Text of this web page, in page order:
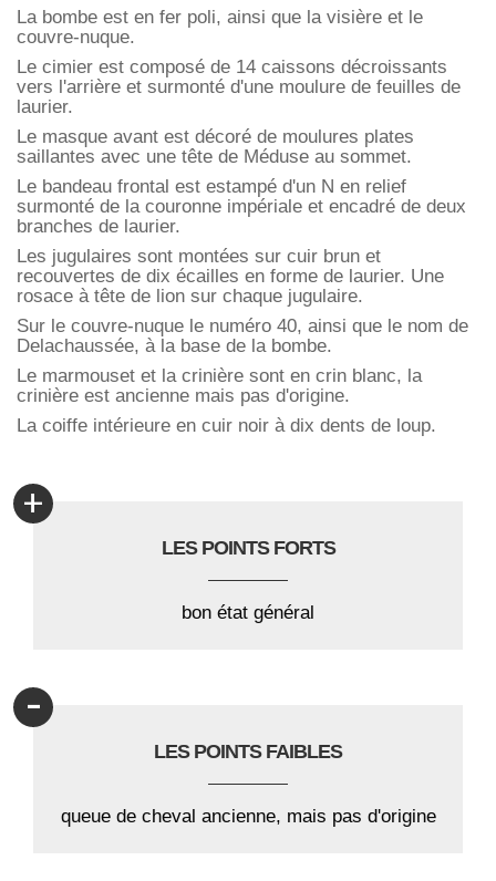
La bombe est en fer poli, ainsi que la visière et le
couvre-nuque.
Le cimier est composé de 14 caissons décroissants
vers l'arrière et surmonté d'une moulure de feuilles de
laurier.
Le masque avant est décoré de moulures plates
saillantes avec une tête de Méduse au sommet.
Le bandeau frontal est estampé d'un N en relief
surmonté de la couronne impériale et encadré de deux
branches de laurier.
Les jugulaires sont montées sur cuir brun et
recouvertes de dix écailles en forme de laurier. Une
rosace à tête de lion sur chaque jugulaire.
Sur le couvre-nuque le numéro 40, ainsi que le nom de
Delachaussée, à la base de la bombe.
Le marmouset et la crinière sont en crin blanc, la
crinière est ancienne mais pas d'origine.
La coiffe intérieure en cuir noir à dix dents de loup.
+
LES POINTS FORTS
bon état général
-
LES POINTS FAIBLES
queue de cheval ancienne, mais pas d'origine